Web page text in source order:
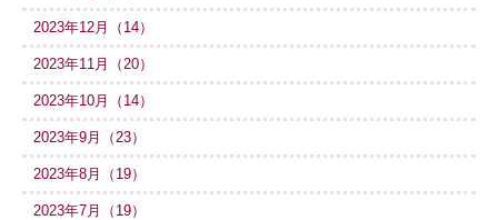
2023年12月（14）
2023年11月（20）
2023年10月（14）
2023年9月（23）
2023年8月（19）
2023年7月（19）